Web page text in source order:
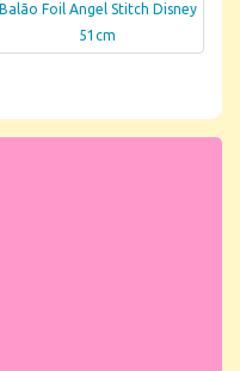
Balão Foil Angel Stitch Disney
51cm